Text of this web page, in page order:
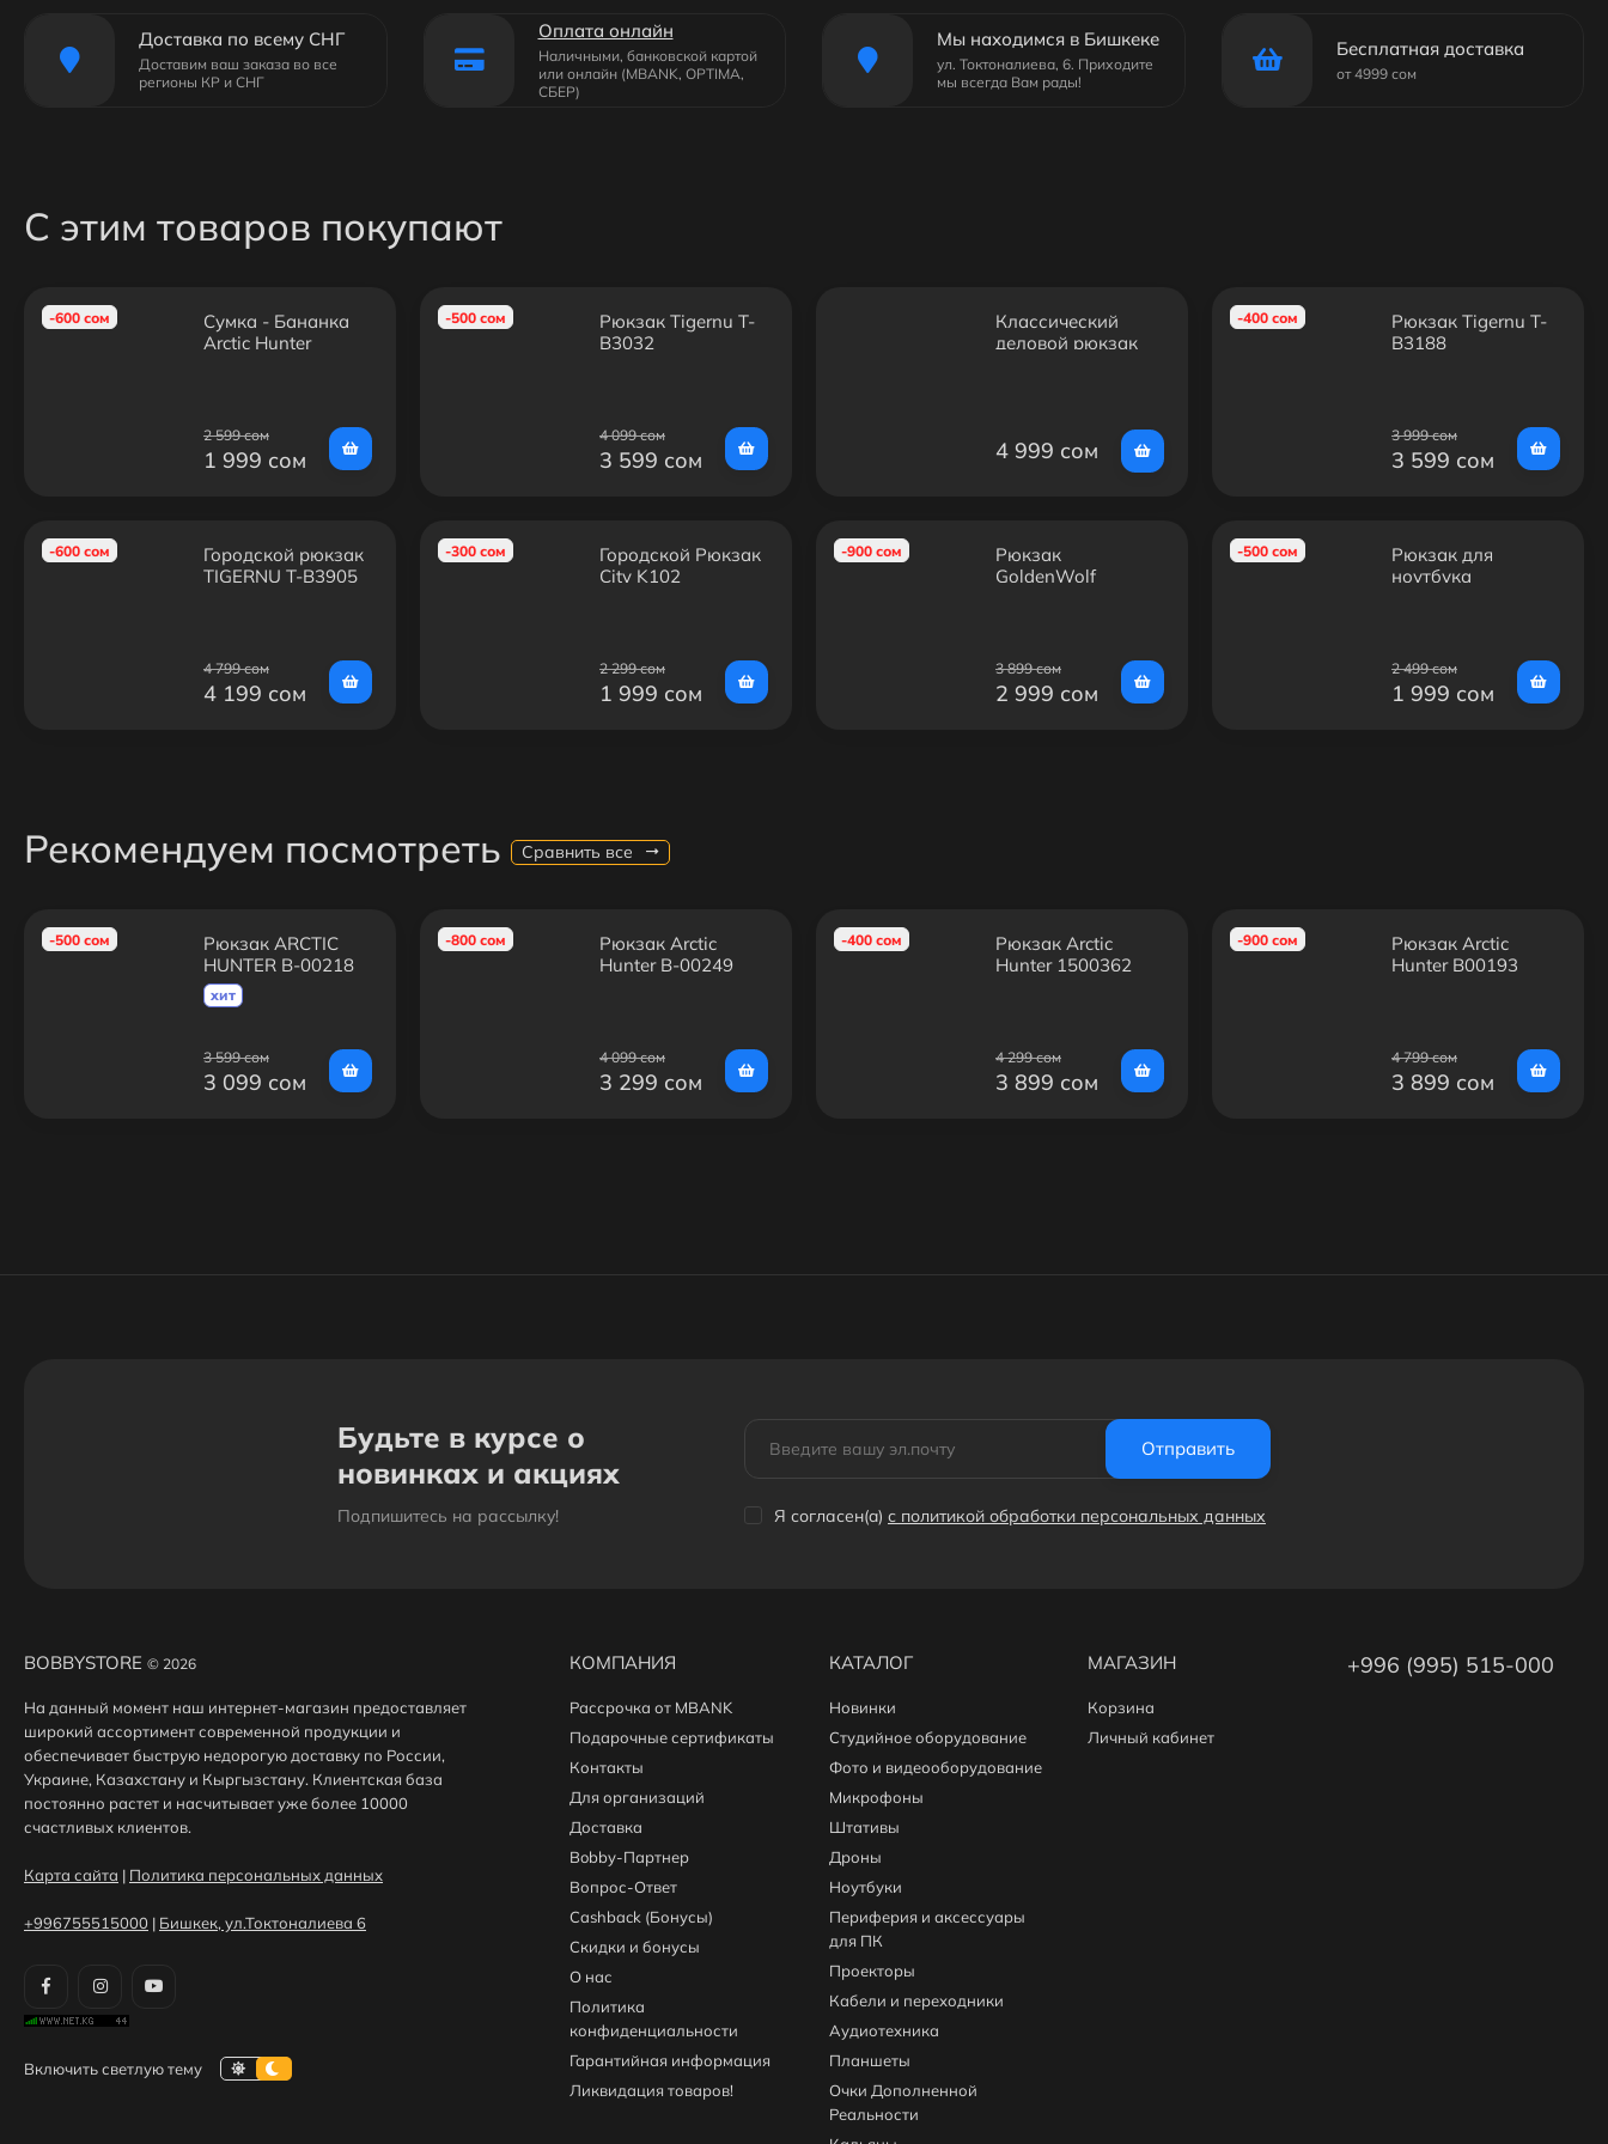
Доставка по всему СНГ
Доставим ваш заказа во все
регионы КР и СНГ
Оплата онлайн
Наличными, банковской картой
или онлайн (MBANK, OPTIMA,
СБЕР)
Мы находимся в Бишкеке
ул. Токтоналиева, 6. Приходите
мы всегда Вам рады!
Бесплатная доставка
от 4999 сом
С этим товаров покупают
-600 сом
Сумка - Бананка
Arctic Hunter
2 599 сом
1 999 сом
-600 сом
Городской рюкзак
TIGERNU T-B3905
4 799 сом
4 199 сом
-500 сом
Рюкзак Tigernu Т-
B3032
4 099 сом
3 599 сом
-300 сом
Городской Рюкзак
City K102
2 299 сом
1 999 сом
Классический
деловой рюкзак
4 999 сом
-900 сом
Рюкзак
GoldenWolf
3 899 сом
2 999 сом
-400 сом
Рюкзак Tigernu T-
B3188
3 999 сом
3 599 сом
-500 сом
Рюкзак для
ноутбука
2 499 сом
1 999 сом
Рекомендуем посмотреть Сравнить все
-500 сом
Рюкзак ARCTIC
HUNTER B-00218
Синий
хит
3 599 сом
3 099 сом
-800 сом
Рюкзак Arctic
Hunter B-00249
4 099 сом
3 299 сом
-400 сом
Рюкзак Arctic
Hunter 1500362
4 299 сом
3 899 сом
-900 сом
Рюкзак Arctic
Hunter B00193
4 799 сом
3 899 сом
Будьте в курсе о
новинках и акциях
Подпишитесь на рассылкy!
Отправить
Я согласен(a) с политикой обработки персональных данных
BOBBYSTORE © 2026
На данный момент наш интернет-магазин предоставляет
широкий ассортимент современной продукции и
обеспечивает быструю недорогую доставку по России,
Украине, Казахстану и Кыргызстану. Клиентская база
постоянно растет и насчитывает уже более 10000
счастливых клиентов.
Карта сайта | Политика персональных данных
+996755515000 | Бишкек, ул.Токтоналиева 6
КОМПАНИЯ
Рассрочка от MBANK
Подарочные сертификаты
Контакты
Для организаций
Доставка
Bobby-Партнер
Вопрос-Ответ
Cashback (Бонусы)
Скидки и бонусы
О нас
Политика
конфиденциальности
Гарантийная информация
Ликвидация товаров!
КАТАЛОГ
Новинки
Студийное оборудование
Фото и видеооборудование
Микрофоны
Штативы
Дроны
Ноутбуки
Периферия и аксессуары
для ПК
Проекторы
Кабели и переходники
Аудиотехника
Планшеты
Очки Дополненной
Реальности
МАГАЗИН
Корзина
Личный кабинет
+996 (995) 515-000